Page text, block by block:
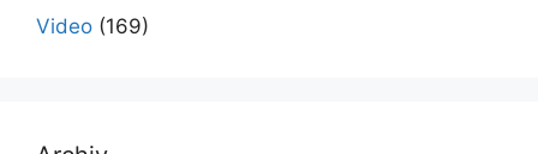
Video (169)